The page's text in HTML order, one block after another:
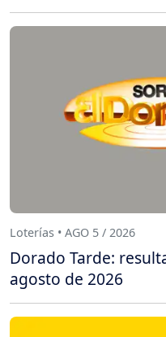
Loterías • AGO 5 / 2026
Dorado Tarde:
agosto de 2026